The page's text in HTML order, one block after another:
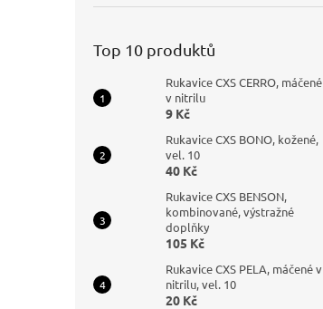
Top 10 produktů
Rukavice CXS CERRO, máčené
v nitrilu
9 Kč
Rukavice CXS BONO, kožené,
vel. 10
40 Kč
Rukavice CXS BENSON,
kombinované, výstražné
doplňky
105 Kč
Rukavice CXS PELA, máčené v
nitrilu, vel. 10
20 Kč